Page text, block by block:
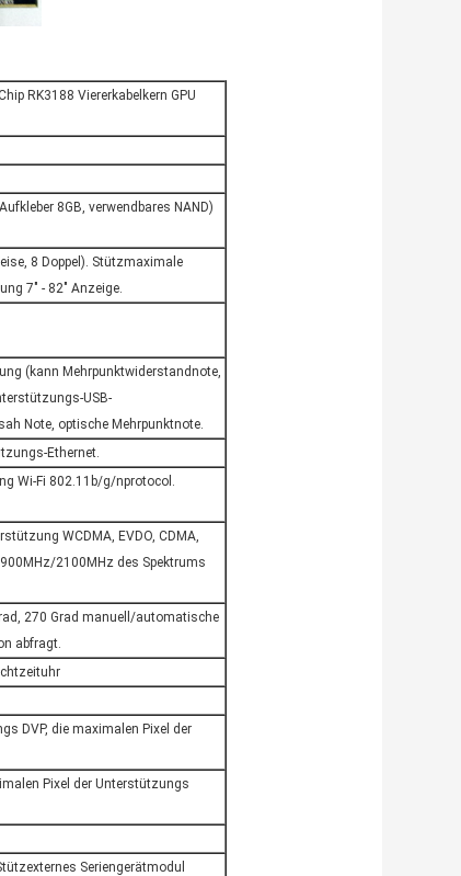
RK3188 Viererkabelkern GPU
8GB, verwendbares NAND)
8 Doppel). Stützmaximale
7" - 82" Anzeige.
(kann Mehrpunktwiderstandnote,
USB-
Note, optische Mehrpunktnote.
Ethernet.
Wi-Fi 802.11b/g/nprotocol.
WCDMA, EVDO, CDMA,
2100MHz des Spektrums
270 Grad manuell/automatische
abfragt.
DVP, die maximalen Pixel der
Pixel der Unterstützungs
Seriengerätmodul